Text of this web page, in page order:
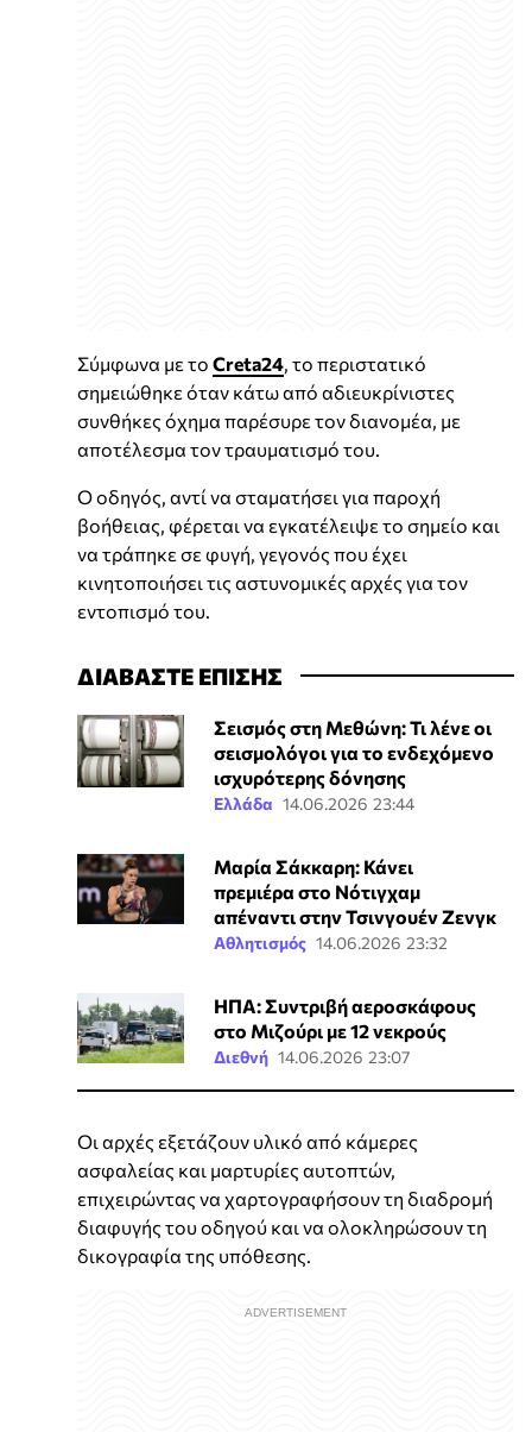
Σύμφωνα με το Creta24 , το περιστατικό
σημειώθηκε όταν κάτω από αδιευκρίνιστες
συνθήκες όχημα παρέσυρε τον διανομέα, με
αποτέλεσμα τον τραυματισμό του.
Ο οδηγός, αντί να σταματήσει για παροχή
βοήθειας, φέρεται να εγκατέλειψε το σημείο και
να τράπηκε σε φυγή, γεγονός που έχει
κινητοποιήσει τις αστυνομικές αρχές για τον
εντοπισμό του.
ΔΙΑΒΑΣΤΕ ΕΠΙΣΗΣ
Σεισμός στη Μεθώνη: Τι λένε οι
σεισμολόγοι για το ενδεχόμενο
ισχυρότερης δόνησης
Ελλάδα 14.06.2026 23:44
Μαρία Σάκκαρη: Κάνει
πρεμιέρα στο Νότιγχαμ
απέναντι στην Τσινγουέν Ζενγκ
Αθλητισμός 14.06.2026 23:32
ΗΠΑ: Συντριβή αεροσκάφους
στο Μιζούρι με 12 νεκρούς
Διεθνή 14.06.2026 23:07
Οι αρχές εξετάζουν υλικό από κάμερες
ασφαλείας και μαρτυρίες αυτοπτών,
επιχειρώντας να χαρτογραφήσουν τη διαδρομή
διαφυγής του οδηγού και να ολοκληρώσουν τη
δικογραφία της υπόθεσης.